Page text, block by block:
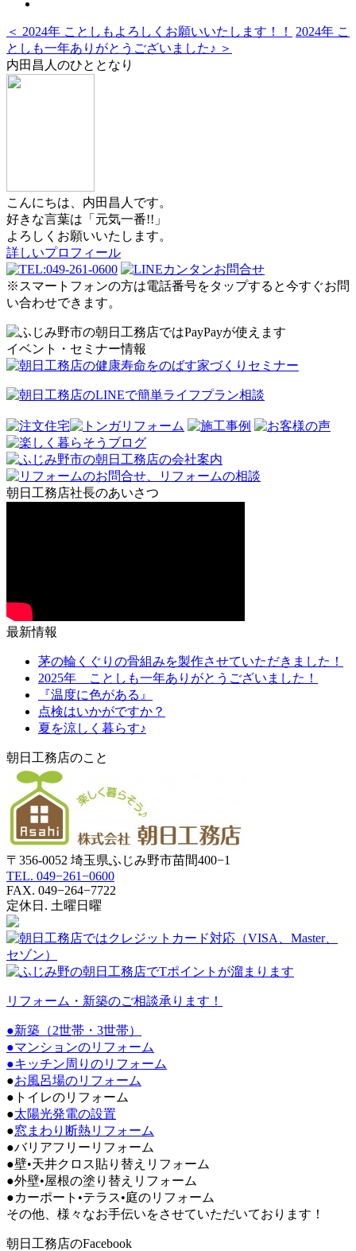
＜ 2024年 ことしもよろしくお願いいたします！！
2024年 こ
としも一年ありがとうございました♪ ＞
内田昌人のひととなり
こんにちは、内田昌人です。
好きな言葉は「元気一番!!」
よろしくお願いいたします。
詳しいプロフィール
※スマートフォンの方は電話番号をタップすると今すぐお問
い合わせできます。
イベント・セミナー情報
朝日工務店社長のあいさつ
最新情報
茅の輪くぐりの骨組みを製作させていただきました！
2025年 ことしも一年ありがとうございました！
『温度に色がある』
点検はいかがですか？
夏を涼しく暮らす♪
朝日工務店のこと
〒356-0052 埼玉県ふじみ野市苗間400−1
TEL. 049−261−0600
FAX. 049−264−7722
定休日. 土曜日曜
リフォーム・新築のご相談承ります！
●新築（2世帯・3世帯）
●マンションのリフォーム
●キッチン周りのリフォーム
●お風呂場のリフォーム
●トイレのリフォーム
●太陽光発電の設置
●窓まわり断熱リフォーム
●バリアフリーリフォーム
●壁•天井クロス貼り替えリフォーム
●外壁•屋根の塗り替えリフォーム
●カーポート•テラス•庭のリフォーム
その他、様々なお手伝いをさせていただいております！
朝日工務店のFacebook